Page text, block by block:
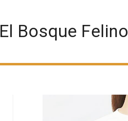
El Bosque Felino